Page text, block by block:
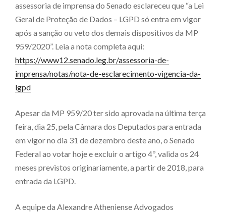
assessoria de imprensa do Senado esclareceu que “a Lei
Geral de Proteção de Dados – LGPD só entra em vigor
após a sanção ou veto dos demais dispositivos da MP
959/2020”. Leia a nota completa aqui:
https://www12.senado.leg.br/assessoria-de-
imprensa/notas/nota-de-esclarecimento-vigencia-da-
lgpd
Apesar da MP 959/20 ter sido aprovada na última terça
feira, dia 25, pela Câmara dos Deputados para entrada
em vigor no dia 31 de dezembro deste ano, o Senado
Federal ao votar hoje e excluir o artigo 4º, valida os 24
meses previstos originariamente, a partir de 2018, para
entrada da LGPD.
A equipe da Alexandre Atheniense Advogados